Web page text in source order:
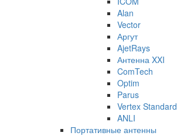
Alan
Vector
Аргут
AjetRays
Антенна XXI
ComTech
Optim
Parus
Vertex Standard
ANLI
Портативные антенны